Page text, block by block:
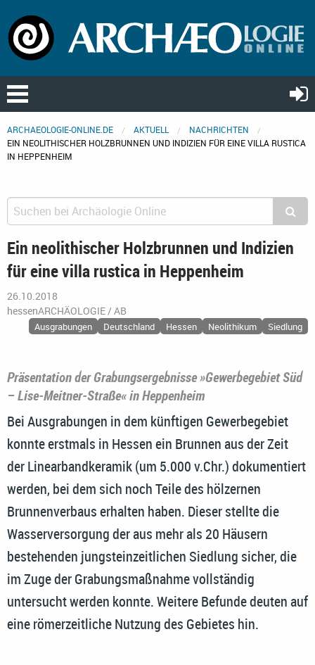
ARCHAEOLOGIE-ONLINE.DE AKTUELL
NACHRICHTEN
EIN NEOLITHISCHER HOLZBRUNNEN UND INDIZIEN FÜR EINE VILLA RUSTICA
IN HEPPENHEIM
Ein neolithischer Holzbrunnen und Indizien
für eine villa rustica in Heppenheim
26.10.2018
hessenARCHÄOLOGIE / AB
Ausgrabungen Deutschland Hessen Neolithikum Siedlung
Präsentation der Grabungsergebnisse »Gewerbegebiet Süd
– Lise-Meitner-Straße« in Heppenheim
Bei Ausgrabungen in dem künftigen Gewerbegebiet
konnte erstmals in Hessen ein Brunnen aus der Zeit
der Linearbandkeramik (um 5.000 v.Chr.) dokumentiert
werden, bei dem sich noch Teile des hölzernen
Brunnenverbaus erhalten haben. Dieser stellte die
Wasserversorgung der aus mehr als 20 Häusern
bestehenden jungsteinzeitlichen Siedlung sicher, die
im Zuge der Grabungsmaßnahme vollständig
untersucht werden konnte. Weitere Befunde deuten auf
eine römerzeitliche Nutzung des Gebietes hin.